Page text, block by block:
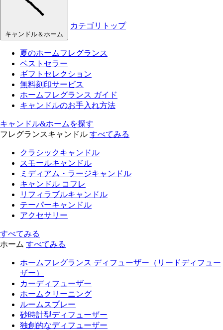
キャンドル＆ホーム
カテゴリトップ
夏のホームフレグランス
ベストセラー
ギフトセレクション
無料刻印サービス
ホームフレグランス ガイド
キャンドルのお手入れ方法
キャンドル&ホームを探す
フレグランスキャンドル すべてみる
クラシックキャンドル
スモールキャンドル
ミディアム・ラージキャンドル
キャンドル コフレ
リフィラブルキャンドル
テーパーキャンドル
アクセサリー
すべてみる
ホーム すべてみる
ホームフレグランス ディフューザー（リードディフュー
ザー）
カーディフューザー
ホームクリーニング
ルームスプレー
砂時計型ディフューザー
独創的なディフューザー